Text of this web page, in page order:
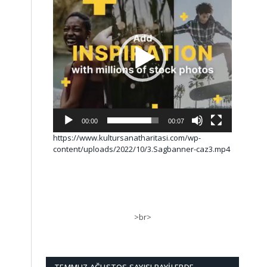
00:00 00:07
https://www.kultursanatharitasi.com/wp-
content/uploads/2022/10/3.Sagbanner-caz3.mp4
>br>